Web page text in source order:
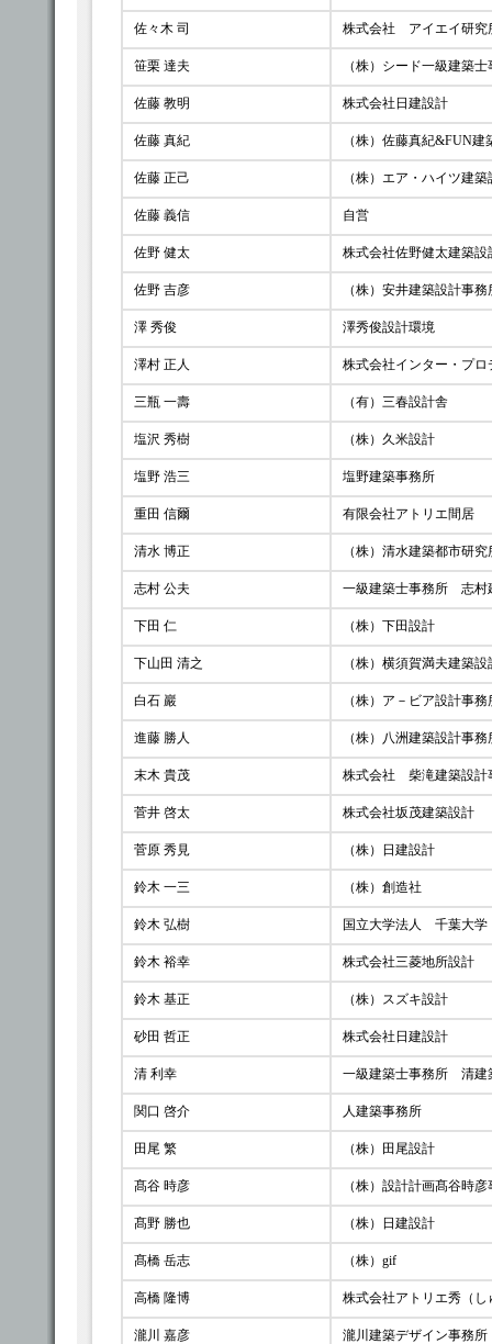
佐々木 司 株式会社 アイエイ研
笹栗 達夫 （株）シード一級建築
佐藤 教明 株式会社日建設計
佐藤 真紀 （株）佐藤真紀&FUN
佐藤 正己 （株）エア・ハイツ建
佐藤 義信 自営
佐野 健太 株式会社佐野健太建築
佐野 吉彦 （株）安井建築設計事
澤 秀俊 澤秀俊設計環境
澤村 正人 株式会社インター・プ
三瓶 一壽 （有）三春設計舎
塩沢 秀樹 （株）久米設計
塩野 浩三 塩野建築事務所
重田 信爾 有限会社アトリエ間居
清水 博正 （株）清水建築都市研
志村 公夫 一級建築士事務所 志村
下田 仁 （株）下田設計
下山田 清之 （株）横須賀満夫建築
白石 巖 （株）ア－ビア設計事
進藤 勝人 （株）八洲建築設計事
末木 貴茂 株式会社 柴滝建築設計
菅井 啓太 株式会社坂茂建築設計
菅原 秀見 （株）日建設計
鈴木 一三 （株）創造社
鈴木 弘樹 国立大学法人 千葉大学
鈴木 裕幸 株式会社三菱地所設計
鈴木 基正 （株）スズキ設計
砂田 哲正 株式会社日建設計
清 利幸 一級建築士事務所 清建
関口 啓介 人建築事務所
田尾 繁 （株）田尾設計
髙谷 時彦 （株）設計計画髙谷時
髙野 勝也 （株）日建設計
髙橋 岳志 （株）gif
高橋 隆博 株式会社アトリエ秀（
瀧川 嘉彦 瀧川建築デザイン事務所